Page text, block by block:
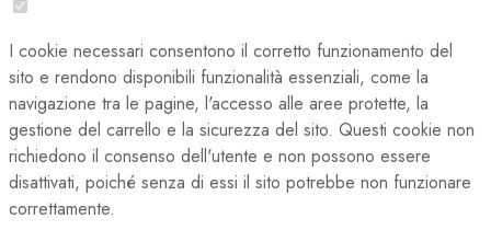
I cookie necessari consentono il corretto funzionamento del
sito e rendono disponibili funzionalità essenziali, come la
navigazione tra le pagine, l'accesso alle aree protette, la
gestione del carrello e la sicurezza del sito. Questi cookie non
richiedono il consenso dell'utente e non possono essere
disattivati, poiché senza di essi il sito potrebbe non funzionare
correttamente.